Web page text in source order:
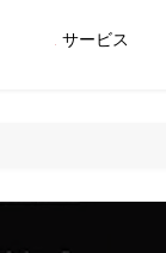
サービス